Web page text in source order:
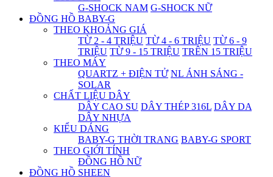
G-SHOCK NAM G-SHOCK NỮ
ĐỒNG HỒ BABY-G
THEO KHOẢNG GIÁ
TỪ 2 - 4 TRIỆU TỪ 4 - 6 TRIỆU TỪ 6 - 9
TRIỆU TỪ 9 - 15 TRIỆU TRÊN 15 TRIỆU
THEO MÁY
QUARTZ + ĐIỆN TỬ NL ÁNH SÁNG -
SOLAR
CHẤT LIỆU DÂY
DÂY CAO SU DÂY THÉP 316L DÂY DA
DÂY NHỰA
KIỂU DÁNG
BABY-G THỜI TRANG BABY-G SPORT
THEO GIỚI TÍNH
ĐỒNG HỒ NỮ
ĐỒNG HỒ SHEEN